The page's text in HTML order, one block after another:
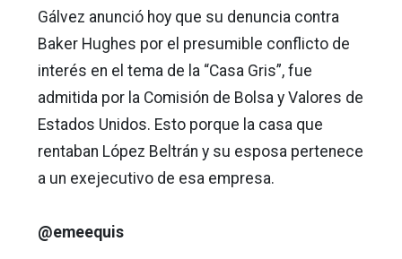
Gálvez anunció hoy que su denuncia contra
Baker Hughes por el presumible conflicto de
interés en el tema de la “Casa Gris”, fue
admitida por la Comisión de Bolsa y Valores de
Estados Unidos. Esto porque la casa que
rentaban López Beltrán y su esposa pertenece
a un exejecutivo de esa empresa.
@emeequis